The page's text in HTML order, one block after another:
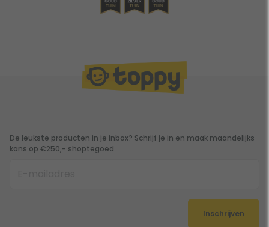
De leukste producten in je inbox? Schrijf je in en maak maandelijks
kans op €250,- shoptegoed.
Inschrijven